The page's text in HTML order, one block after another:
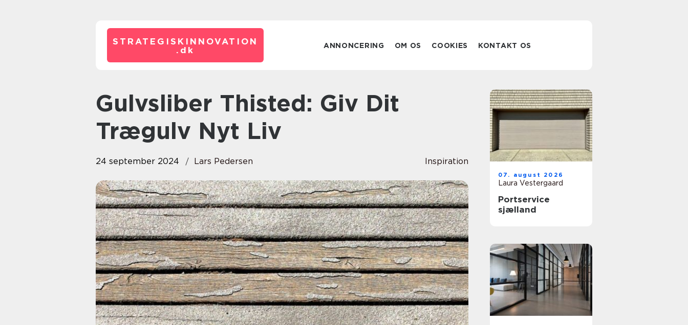
STRATEGISKINNOVATION
. dk ANNONCERING OM OS COOKIES KONTAKT OS
Gulvsliber Thisted: Giv Dit
Trægulv Nyt Liv
24 september 2024 Lars Pedersen Inspiration
07. august 2026
Laura Vestergaard
Portservice
sjælland